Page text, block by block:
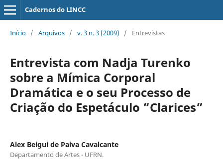
Cadernos do LINCC
Início / Arquivos / v. 3 n. 3 (2009) / Entrevistas
Entrevista com Nadja Turenko
sobre a Mímica Corporal
Dramática e o seu Processo de
Criação do Espetáculo “Clarices”
Alex Beigui de Paiva Cavalcante
Departamento de Artes - UFRN.